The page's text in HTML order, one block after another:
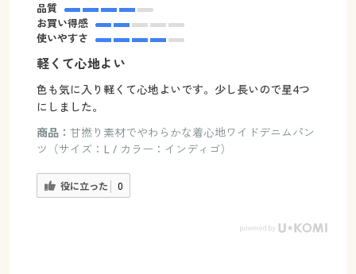
品質
お買い得感
使いやすさ
軽くて心地よい
色も気に入り軽くて心地よいです。少し長いので星4つ
にしました。
商品： 甘撚り素材でやわらかな着心地ワイドデニムパン
ツ（サイズ：L / カラー：インディゴ）
役に立った 0